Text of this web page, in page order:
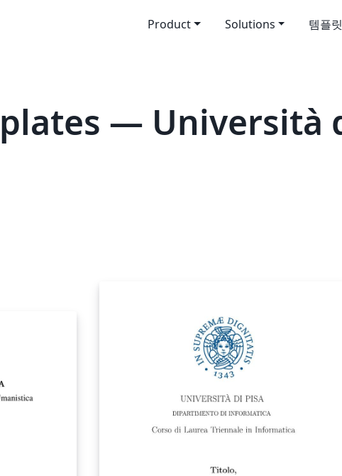
Product Solutions 템플릿
— Università